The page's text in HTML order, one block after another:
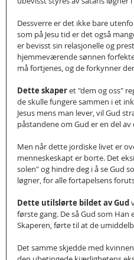
Dessverre er det ikke bare
som på Jesu tid er det også
er bevisst sin relasjonelle og
hjemmeværende sønnen
må fortjenes, og de forkynner
Dette skaper et "dem og oss"
de skulle fungere sammen i et
Jesus mens man lever, vil Gud
påstandene om Gud er en del
Men når dette jordiske livet er
menneskeskapt er borte. Det
solen" og hindre deg i å se Gud
løgner, for alle fortapelsens
Dette utilslørte bildet av Gud
første gang. De så Gud som
Skaperen, førte til at de
Det samme skjedde med